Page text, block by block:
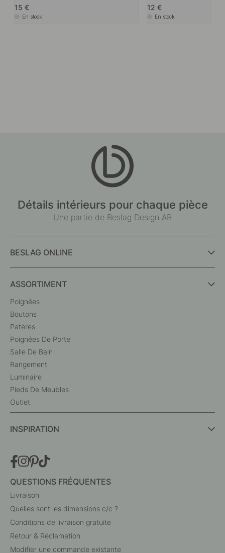
15
En stock
12
En stock
Détails intérieurs pour chaque pièce
Une partie de Beslag Design AB
BESLAG ONLINE
ASSORTIMENT
Poignées
Boutons
Patères
Poignées De Porte
Salle De Bain
Rangement
Luminaire
Pieds De Meubles
Outlet
INSPIRATION
QUESTIONS FRÉQUENTES
Livraison
Quelles sont les dimensions c/c ?
Conditions de livraison gratuite
Retour & Réclamation
Modifier une commande existante